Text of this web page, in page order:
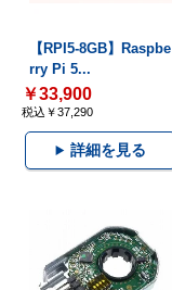
【RPI5-8GB】Raspbe
rry Pi 5...
￥33,900
税込￥37,290
詳細を見る